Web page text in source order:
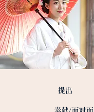
​提出
​奉献/面对面